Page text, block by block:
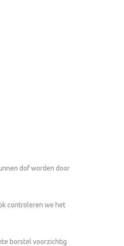
dof worden door
controleren we het
borstel voorzichtig